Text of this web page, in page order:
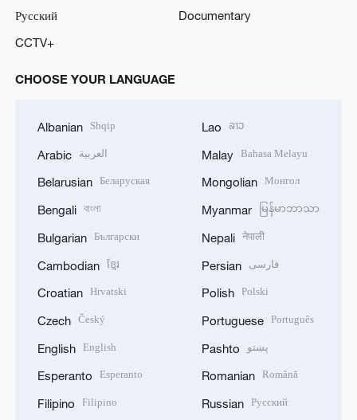
Русский
Documentary
CCTV+
CHOOSE YOUR LANGUAGE
Albanian Shqip
Arabic العربية
Belarusian Беларуская
Bengali বাংলা
Bulgarian Български
Cambodian ខ្មែរ
Croatian Hrvatski
Czech Český
English English
Esperanto Esperanto
Filipino Filipino
Lao ລາວ
Malay Bahasa Melayu
Mongolian Монгол
Myanmar မြန်မာဘာသာ
Nepali नेपाली
Persian فارسی
Polish Polski
Portuguese Português
Pashto پښتو
Romanian Română
Russian Русский